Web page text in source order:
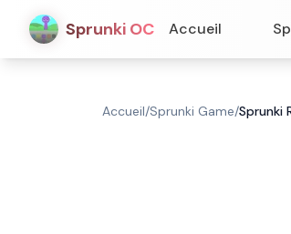
Sprunki OC Accueil
Accueil/Sprunki Game/Sprunki